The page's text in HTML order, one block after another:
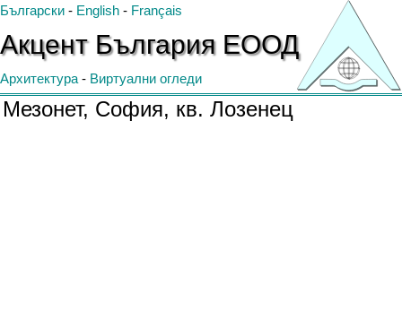
Български - English - Français
Акцент България ЕООД
Архитектура - Виртуални огледи
Мезонет, София, кв. Лозенец